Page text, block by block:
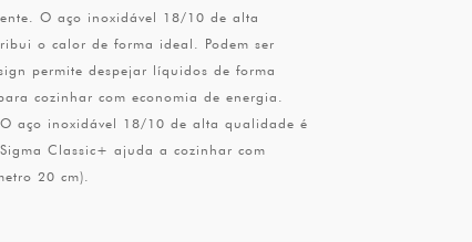
O aço inoxidável 18/10 de alta
o calor de forma ideal. Podem ser
permite despejar líquidos de forma
cozinhar com economia de energia.
aço inoxidável 18/10 de alta qualidade é
Classic+ ajuda a cozinhar com
20 cm).